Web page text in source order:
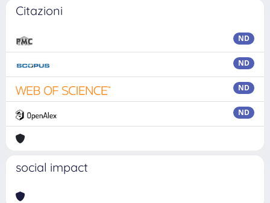
Citazioni
ND
ND
ND
ND
social impact